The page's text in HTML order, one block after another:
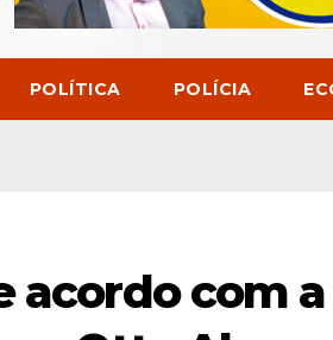
POLÍTICA POLÍCIA
acordo com